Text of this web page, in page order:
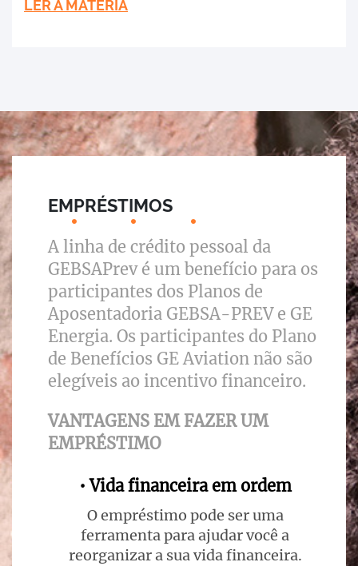
LER A MATÉRIA
EMPRÉSTIMOS
A linha de crédito pessoal da
GEBSAPrev é um benefício para os
participantes dos Planos de
Aposentadoria GEBSA-PREV e GE
Energia. Os participantes do Plano
de Benefícios GE Aviation não são
elegíveis ao incentivo financeiro.
VANTAGENS EM FAZER UM
EMPRÉSTIMO
• Vida financeira em ordem
O empréstimo pode ser uma
ferramenta para ajudar você a
reorganizar a sua vida financeira.